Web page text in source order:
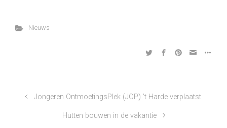
Nieuws
Jongeren OntmoetingsPlek (JOP) ’t Harde verplaatst
Hutten bouwen in de vakantie